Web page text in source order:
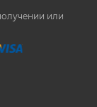
или